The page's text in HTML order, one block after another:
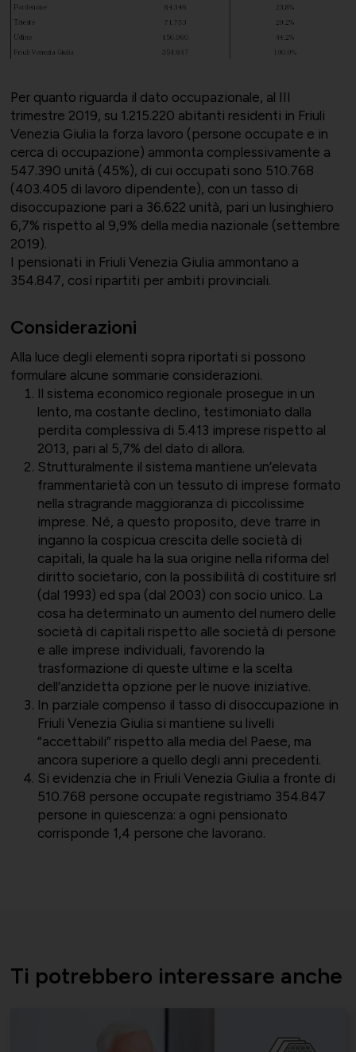
Per quanto riguarda il dato occupazionale, al III
trimestre 2019, su 1.215.220 abitanti residenti in Friuli
Venezia Giulia la forza lavoro (persone occupate e in
cerca di occupazione) ammonta complessivamente a
547.390 unità (45%), di cui occupati sono 510.768
(403.405 di lavoro dipendente), con un tasso di
disoccupazione pari a 36.622 unità, pari un lusinghiero
6,7% rispetto al 9,9% della media nazionale (settembre
2019).
I pensionati in Friuli Venezia Giulia ammontano a
354.847, così ripartiti per ambiti provinciali.
Considerazioni
Alla luce degli elementi sopra riportati si possono
formulare alcune sommarie considerazioni.
Il sistema economico regionale prosegue in un
lento, ma costante declino, testimoniato dalla
perdita complessiva di 5.413 imprese rispetto al
2013, pari al 5,7% del dato di allora.
Strutturalmente il sistema mantiene un’elevata
frammentarietà con un tessuto di imprese formato
nella stragrande maggioranza di piccolissime
imprese. Né, a questo proposito, deve trarre in
inganno la cospicua crescita delle società di
capitali, la quale ha la sua origine nella riforma del
diritto societario, con la possibilità di costituire srl
(dal 1993) ed spa (dal 2003) con socio unico. La
cosa ha determinato un aumento del numero delle
società di capitali rispetto alle società di persone
e alle imprese individuali, favorendo la
trasformazione di queste ultime e la scelta
dell’anzidetta opzione per le nuove iniziative.
In parziale compenso il tasso di disoccupazione in
Friuli Venezia Giulia si mantiene su livelli
“accettabili” rispetto alla media del Paese, ma
ancora superiore a quello degli anni precedenti.
Si evidenzia che in Friuli Venezia Giulia a fronte di
510.768 persone occupate registriamo 354.847
persone in quiescenza: a ogni pensionato
corrisponde 1,4 persone che lavorano.
Ti potrebbero interessare anche